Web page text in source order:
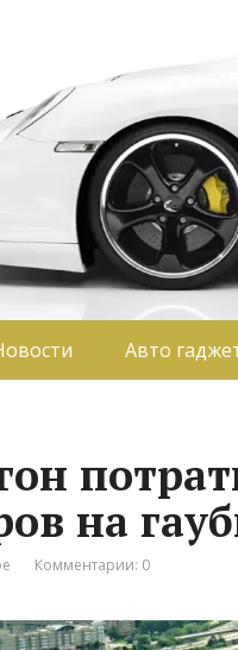
Авто
на
Комментарии: 0